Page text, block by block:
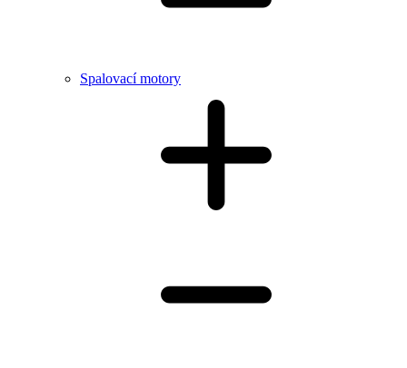
Spalovací motory